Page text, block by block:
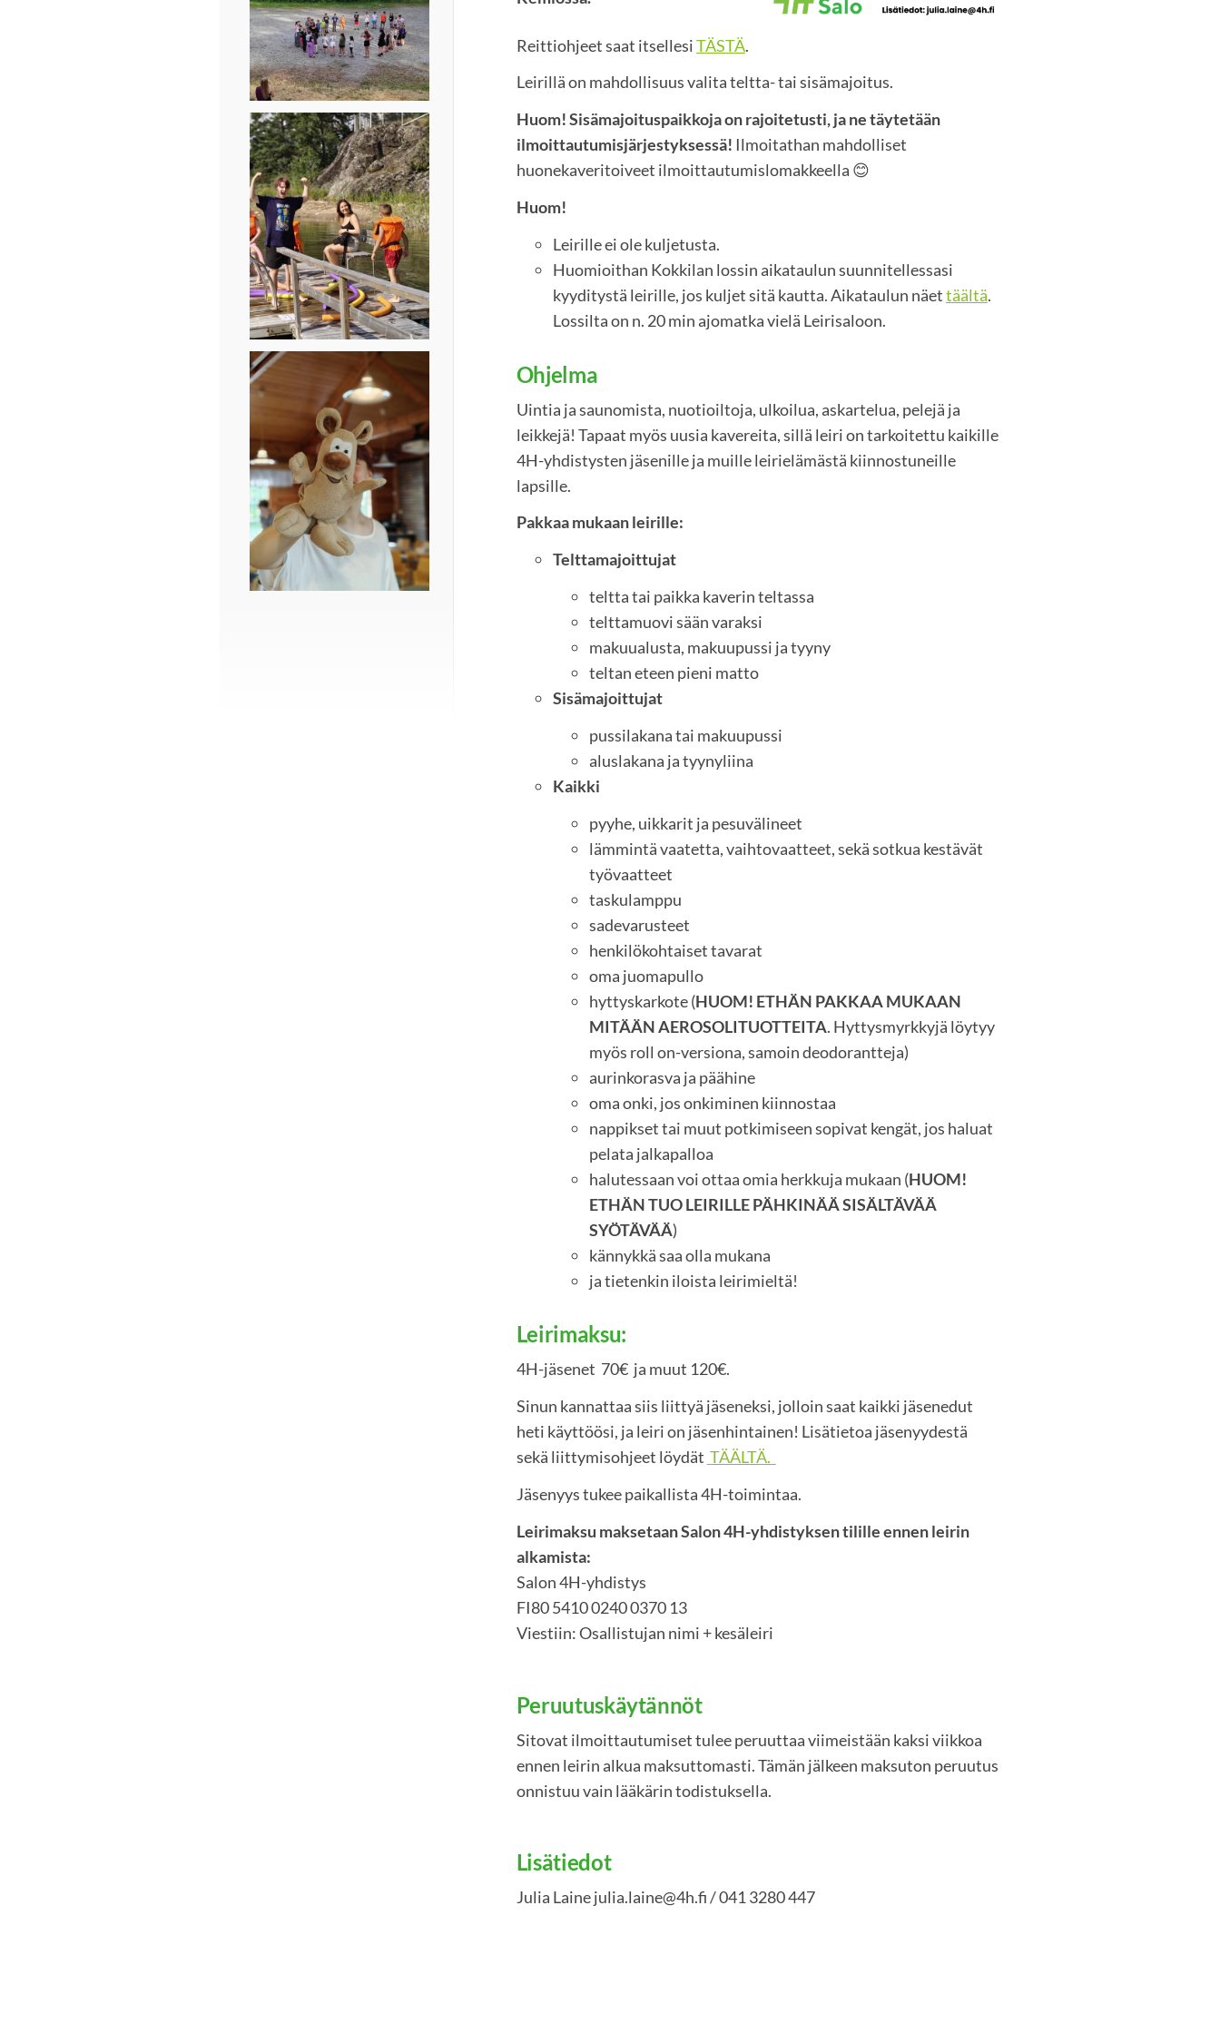
Reittiohjeet saat itsellesiTÄSTÄ.
Leirillä on mahdollisuus valita teltta- tai sisämajoitus.
Huom! Sisämajoituspaikkoja on rajoitetusti, ja ne täytetään
ilmoittautumisjärjestyksessä! Ilmoitathan mahdolliset
huonekaveritoiveet ilmoittautumislomakkeella 😊
Huom!
Leirille ei ole kuljetusta.
Huomioithan Kokkilan lossin aikataulun suunnitellessasi
kyyditystä leirille, jos kuljet sitä kautta. Aikataulun näettäältä.
Lossilta on n. 20 min ajomatka vielä Leirisaloon.
Ohjelma
Uintia ja saunomista, nuotioiltoja, ulkoilua, askartelua, pelejä ja
leikkejä! Tapaat myös uusia kavereita, sillä leiri on tarkoitettu kaikille
4H-yhdistysten jäsenille ja muille leirielämästä kiinnostuneille
lapsille.
Pakkaa mukaan leirille:
Telttamajoittujat
teltta tai paikka kaverin teltassa
telttamuovi sään varaksi
makuualusta, makuupussi ja tyyny
teltan eteen pieni matto
Sisämajoittujat
pussilakana tai makuupussi
aluslakana ja tyynyliina
Kaikki
pyyhe, uikkarit ja pesuvälineet
lämmintä vaatetta, vaihtovaatteet, sekä sotkua kestävät
työvaatteet
taskulamppu
sadevarusteet
henkilökohtaiset tavarat
oma juomapullo
hyttyskarkote (HUOM! ETHÄN PAKKAA MUKAAN
MITÄÄN AEROSOLITUOTTEITA. Hyttysmyrkkyjä löytyy
myös roll on-versiona, samoin deodorantteja)
aurinkorasva ja päähine
oma onki, jos onkiminen kiinnostaa
nappikset tai muut potkimiseen sopivat kengät, jos haluat
pelata jalkapalloa
halutessaan voi ottaa omia herkkuja mukaan (HUOM!
ETHÄN TUO LEIRILLE PÄHKINÄÄ SISÄLTÄVÄÄ
SYÖTÄVÄÄ)
kännykkä saa olla mukana
ja tietenkin iloista leirimieltä!
Leirimaksu:
4H-jäsenet 70€ ja muut 120€.
Sinun kannattaa siis liittyä jäseneksi, jolloin saat kaikki jäsenedut
heti käyttöösi, ja leiri on jäsenhintainen! Lisätietoa jäsenyydestä
sekä liittymisohjeet löydät TÄÄLTÄ.
Jäsenyys tukee paikallista 4H-toimintaa.
Leirimaksu maksetaan Salon 4H-yhdistyksen tilille ennen leirin
alkamista:
Salon 4H-yhdistys
FI80 5410 0240 0370 13
Viestiin: Osallistujan nimi + kesäleiri
Peruutuskäytännöt
Sitovat ilmoittautumiset tulee peruuttaa viimeistään kaksi viikkoa
ennen leirin alkua maksuttomasti. Tämän jälkeen maksuton peruutus
onnistuu vain lääkärin todistuksella.
Lisätiedot
Julia Laine julia.laine@4h.fi / 041 3280 447